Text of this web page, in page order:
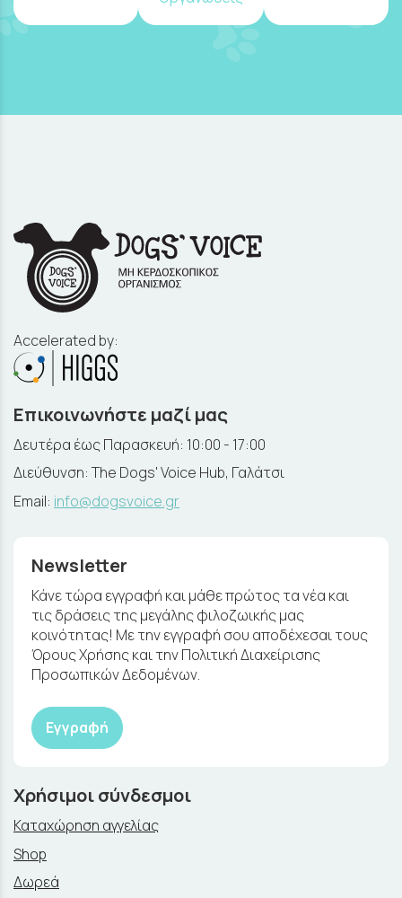
Accelerated by:
Επικοινωνήστε μαζί μας
Δευτέρα έως Παρασκευή: 10:00 - 17:00
Διεύθυνση: The Dogs' Voice Hub, Γαλάτσι
Email: info@dogsvoice.gr
Newsletter
Κάνε τώρα εγγραφή και μάθε πρώτος τα νέα και
τις δράσεις της μεγάλης φιλοζωικής μας
κοινότητας! Με την εγγραφή σου αποδέχεσαι τους
Όρους Χρήσης και την Πολιτική Διαχείρισης
Προσωπικών Δεδομένων.
Εγγραφή
Χρήσιμοι σύνδεσμοι
Καταχώρηση αγγελίας
Shop
Δωρεά